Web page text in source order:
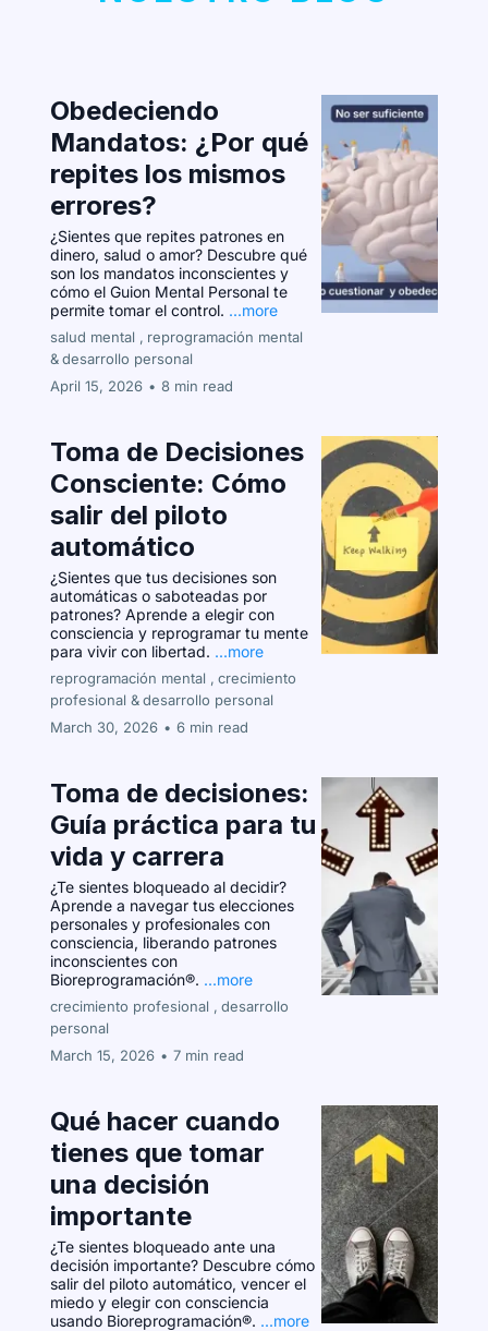
Obedeciendo
Mandatos: ¿Por qué
repites los mismos
errores?
¿Sientes que repites patrones en
dinero, salud o amor? Descubre qué
son los mandatos inconscientes y
cómo el Guion Mental Personal te
permite tomar el control. ...more
salud mental , reprogramación mental
&desarrollo personal
April 15, 2026 • 8 min read
Toma de Decisiones
Consciente: Cómo
salir del piloto
automático
¿Sientes que tus decisiones son
automáticas o saboteadas por
patrones? Aprende a elegir con
consciencia y reprogramar tu mente
para vivir con libertad. ...more
reprogramación mental , crecimiento
profesional &desarrollo personal
March 30, 2026 • 6 min read
Toma de decisiones:
Guía práctica para tu
vida y carrera
¿Te sientes bloqueado al decidir?
Aprende a navegar tus elecciones
personales y profesionales con
consciencia, liberando patrones
inconscientes con
Bioreprogramación®. ...more
crecimiento profesional , desarrollo
personal
March 15, 2026 • 7 min read
Qué hacer cuando
tienes que tomar
una decisión
importante
¿Te sientes bloqueado ante una
decisión importante? Descubre cómo
salir del piloto automático, vencer el
miedo y elegir con consciencia
usando Bioreprogramación®. ...more